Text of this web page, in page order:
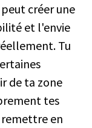
créer une
et l'envie
Tu
de ta zone
tes
remettre en